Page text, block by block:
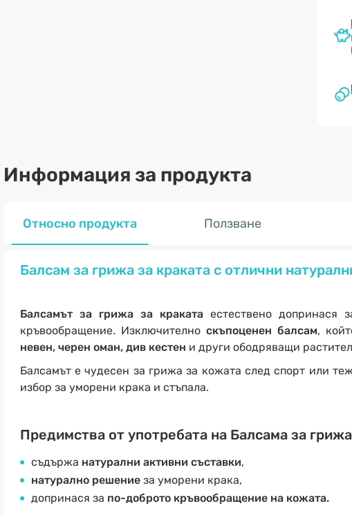
Информация за продукта
Относно продукта Ползване
Балсам за грижа за краката с отлични
Балсамът за грижа за кракатаестествено допринася
кръвообращение. Изключително скъпоценен балсам,
невен, черен оман, див кестен и други ободряващи
Балсамът е чудесен за грижа за кожата след спорт или
избор за уморени крака и стъпала.
Предимства от употребата на Балсама за
съдържа натурални активни съставки,
натурално решениеза уморени крака,
допринася за по-доброто кръвообращение на кожата.